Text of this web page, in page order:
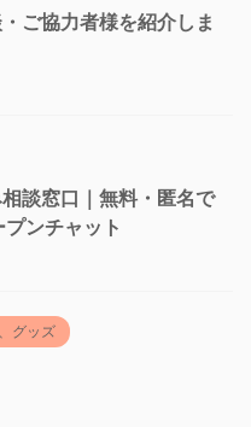
ご協力者様を紹介しま
談窓口｜無料・匿名で
ンチャット
グッズ